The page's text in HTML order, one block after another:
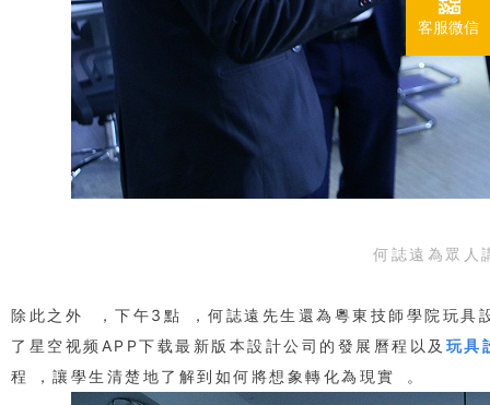
何誌遠為眾人
除此之外，下午3點，何誌遠先生還為粵東技師學院
了星空视频APP下载最新版本設計公司的發展曆程以及 玩具
程，讓學生清楚地了解到如何將想象轉化為現實。
客服微信